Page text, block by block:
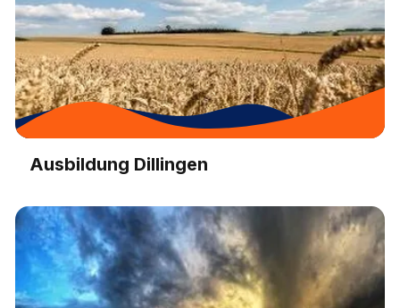
Ausbildung Dillingen